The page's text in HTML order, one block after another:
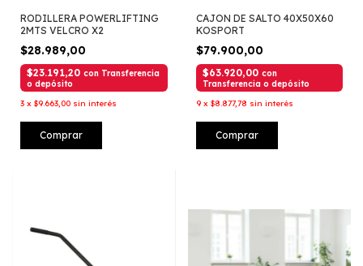
RODILLERA POWERLIFTING
2MTS VELCRO X2
$28.989,00
$23.191,20 con Transferencia
o depósito
3 x $9.663,00 sin interés
Comprar
CAJON DE SALTO 40X50X60
KOSPORT
$79.900,00
$63.920,00 con
Transferencia o depósito
9 x $8.877,78 sin interés
Comprar